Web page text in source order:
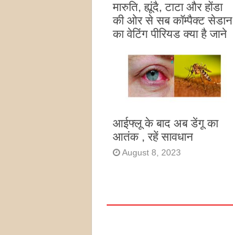
मारुति, ह्यूंदै, टाटा और होंडा
की ओर से सब कॉम्पैक्ट सेडान
का वेटिंग पीरियड क्या है जाने
आईफ्लू के बाद अब डेंगू का
आतंक , रहें सावधान
August 8, 2023